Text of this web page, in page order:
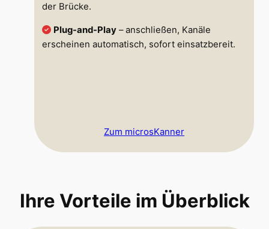
der Brücke.
Plug-and-Play – anschließen, Kanäle
erscheinen automatisch, sofort einsatzbereit.
Zum microsKanner
Ihre Vorteile im Überblick